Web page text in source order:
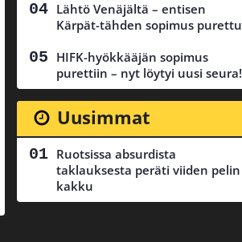
Lähtö Venäjältä – entisen
Kärpät-tähden sopimus purettu
HIFK-hyökkääjän sopimus
purettiin – nyt löytyi uusi seura!
Uusimmat
Ruotsissa absurdista
taklauksesta peräti viiden pelin
kakku